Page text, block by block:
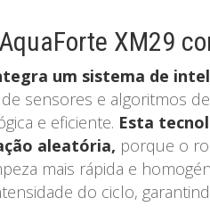
XM29
um sistema de
sensores e algoritmos
e eficiente. Esta
aleatória, porque o
mais rápida e
do ciclo,